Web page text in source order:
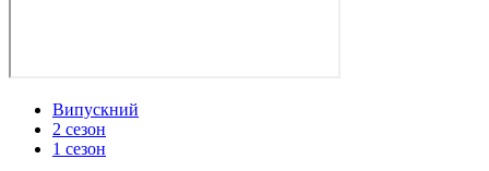
Випускний
2 сезон
1 сезон